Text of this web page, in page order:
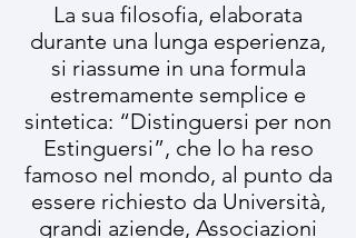
La sua filosofia, elaborata
durante una lunga esperienza,
si riassume in una formula
estremamente semplice e
sintetica: “Distinguersi per non
Estinguersi”, che lo ha reso
famoso nel mondo, al punto da
essere richiesto da Università,
grandi aziende, Associazioni